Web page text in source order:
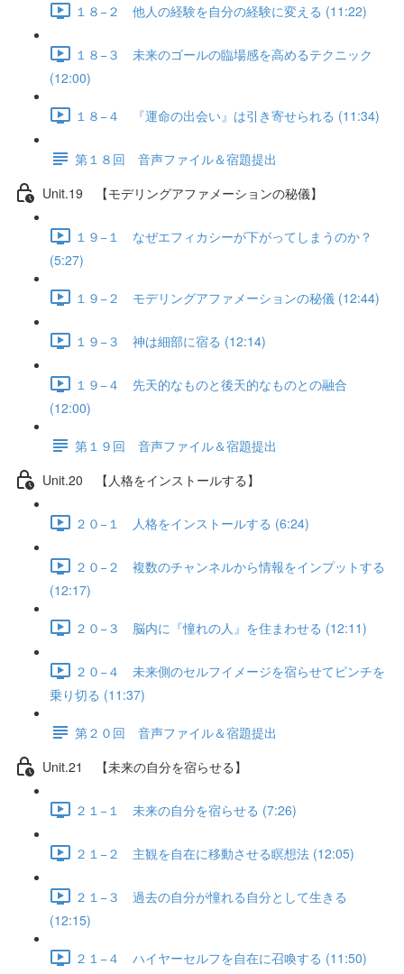
１８−２ 他人の経験を自分の経験に変える (11:22)
１８−３ 未来のゴールの臨場感を高めるテクニック
(12:00)
１８−４ 『運命の出会い』は引き寄せられる (11:34)
第１８回 音声ファイル＆宿題提出
Unit.19 【モデリングアファメーションの秘儀】
１９−１ なぜエフィカシーが下がってしまうのか？
(5:27)
１９−２ モデリングアファメーションの秘儀 (12:44)
１９−３ 神は細部に宿る (12:14)
１９−４ 先天的なものと後天的なものとの融合
(12:00)
第１９回 音声ファイル＆宿題提出
Unit.20 【人格をインストールする】
２０−１ 人格をインストールする (6:24)
２０−２ 複数のチャンネルから情報をインプットする
(12:17)
２０−３ 脳内に『憧れの人』を住まわせる (12:11)
２０−４ 未来側のセルフイメージを宿らせてピンチを
乗り切る (11:37)
第２０回 音声ファイル＆宿題提出
Unit.21 【未来の自分を宿らせる】
２１−１ 未来の自分を宿らせる (7:26)
２１−２ 主観を自在に移動させる瞑想法 (12:05)
２１−３ 過去の自分が憧れる自分として生きる
(12:15)
２１−４ ハイヤーセルフを自在に召喚する (11:50)